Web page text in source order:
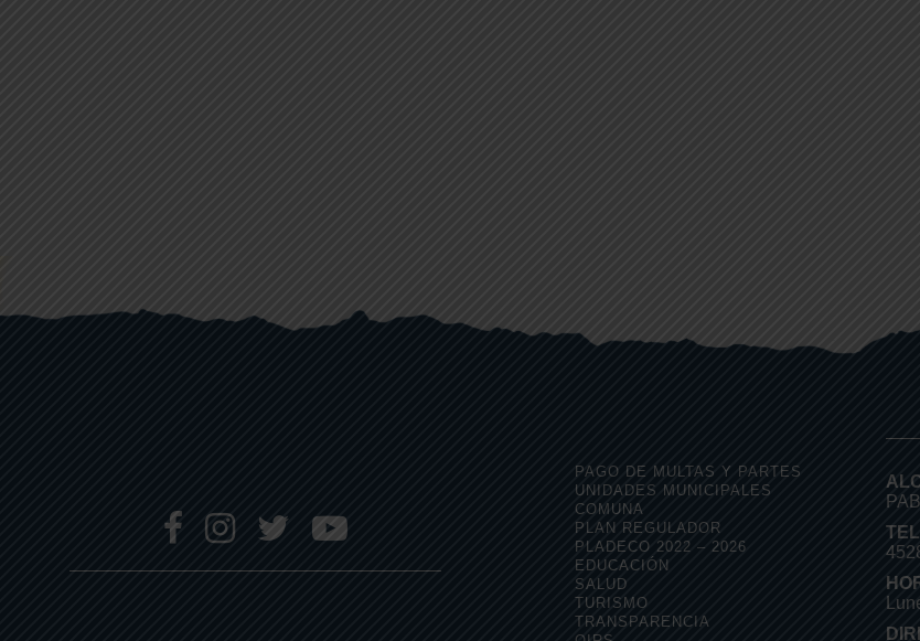
PAGO DE MULTAS Y PARTES
UNIDADES MUNICIPALES
COMUNA
PLAN REGULADOR
PLADECO 2022 – 2026
EDUCACIÓN
SALUD
TURISMO
TRANSPARENCIA